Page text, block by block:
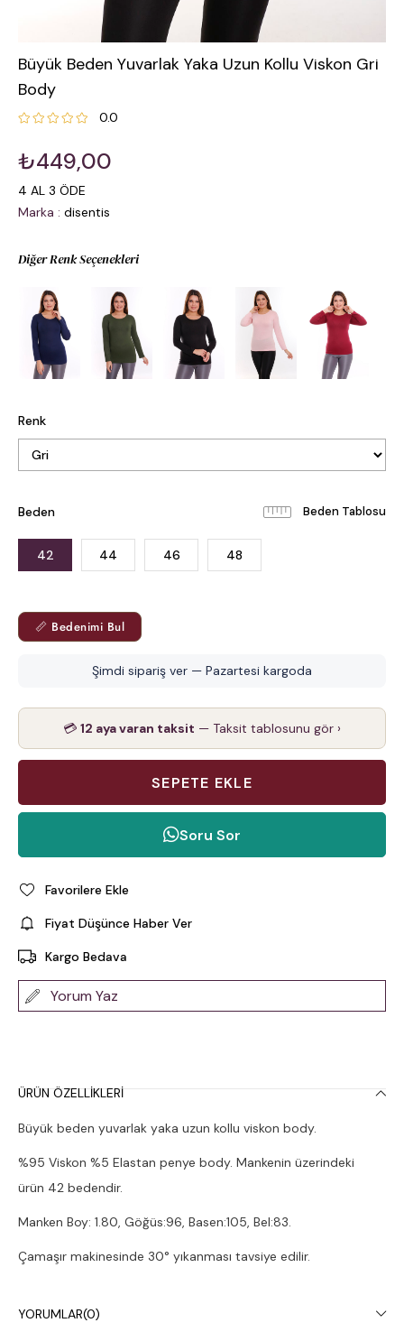
Büyük Beden Yuvarlak Yaka Uzun Kollu Viskon Gri
Body
0.0
₺449,00
4 AL 3 ÖDE
Marka : disentis
Diğer Renk Seçenekleri
Renk
Beden Beden Tablosu
42 44 46 48
📏 Bedenimi Bul
Şimdi sipariş ver — Pazartesi kargoda
💳 12 aya varan taksit — Taksit tablosunu gör ›
Soru Sor
Favorilere Ekle
Fiyat Düşünce Haber Ver
Kargo Bedava
Yorum Yaz
ÜRÜN ÖZELLIKLERI
Büyük beden yuvarlak yaka uzun kollu viskon body.
%95 Viskon %5 Elastan penye body. Mankenin üzerindeki
ürün 42 bedendir.
Manken Boy: 1.80, Göğüs:96, Basen:105, Bel:83.
Çamaşır makinesinde 30° yıkanması tavsiye edilir.
YORUMLAR(0)